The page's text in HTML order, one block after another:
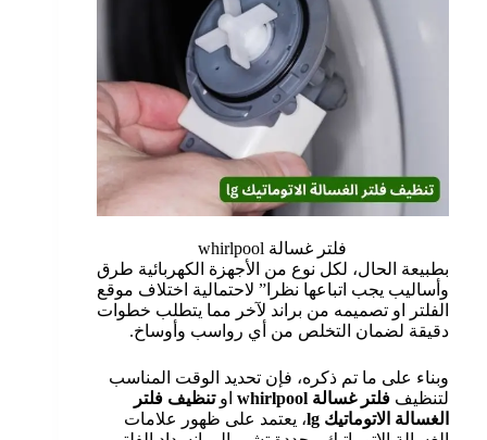
فلتر غسالة whirlpool
بطبيعة الحال، لكل نوع من الأجهزة الكهربائية طرق
وأساليب يجب اتباعها نظرا” لاحتمالية اختلاف موقع
الفلتر او تصميمه من براند لآخر مما يتطلب خطوات
دقيقة لضمان التخلص من أي رواسب وأوساخ.
وبناء على ما تم ذكره، فإن تحديد الوقت المناسب
لتنظيف فلتر غسالة whirlpool اوتنظيف فلتر
الغسالة الاتوماتيك lg، يعتمد على ظهور علامات